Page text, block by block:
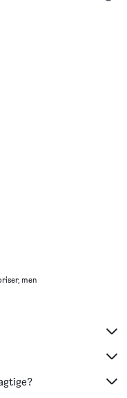
men